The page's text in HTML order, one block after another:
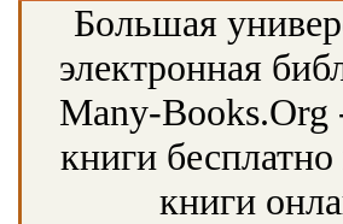
Большая
электронная
Many-Books.Org
книги бесплатно
книги